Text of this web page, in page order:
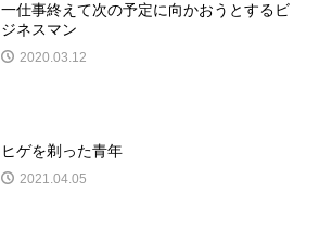
一仕事終えて次の予定に向かおうとするビ
ジネスマン
2020.03.12
ヒゲを剃った青年
2021.04.05